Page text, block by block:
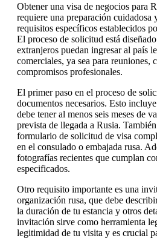
Obtener una visa de negocios para
requiere una preparación
requisitos específicos establecidos
El proceso de solicitud está
extranjeros puedan ingresar al país
comerciales, ya sea para reuniones,
compromisos profesionales.
El primer paso en el proceso de
documentos necesarios. Esto
debe tener al menos seis meses de
prevista de llegada a Rusia.
formulario de solicitud de visa
en el consulado o embajada rusa.
fotografías recientes que cumplan
especificados.
Otro requisito importante es una
organización rusa, que debe
la duración de tu estancia y otros
invitación sirve como herramienta
legitimidad de tu visita y es crucial